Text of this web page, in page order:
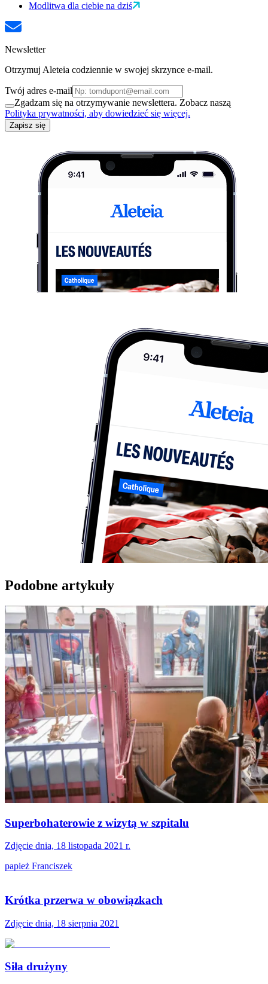
Modlitwa dla ciebie na dziś
Newsletter
Otrzymuj Aleteia codziennie w swojej skrzynce e-mail.
Twój adres e-mail
Zgadzam się na otrzymywanie newslettera. Zobacz naszą
Polityka prywatności, aby dowiedzieć się więcej.
Zapisz się
Podobne artykuły
Superbohaterowie z wizytą w szpitalu
Zdjęcie dnia, 18 listopada 2021 r.
papież Franciszek
Krótka przerwa w obowiązkach
Zdjęcie dnia, 18 sierpnia 2021
Siła drużyny